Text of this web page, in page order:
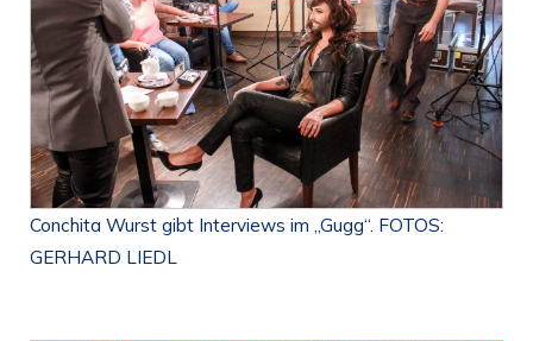
Conchita Wurst gibt Interviews im „Gugg“. FOTOS:
GERHARD LIEDL